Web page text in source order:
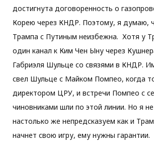
достигнута договоренность о
Корею через КНДР. Поэтому, я думаю,
Трампа с Путиным неизбежна. Хотя у
один канал к Ким Чен Ыну через
Габриэля Шульце со связями в КНДР.
свел Шульце с Майком Помпео, когда
директором ЦРУ, и встречи Помпео с
чиновниками шли по этой линии. Но я
настолько же непредсказуем как и
начнет свою игру, ему нужны гарантии.